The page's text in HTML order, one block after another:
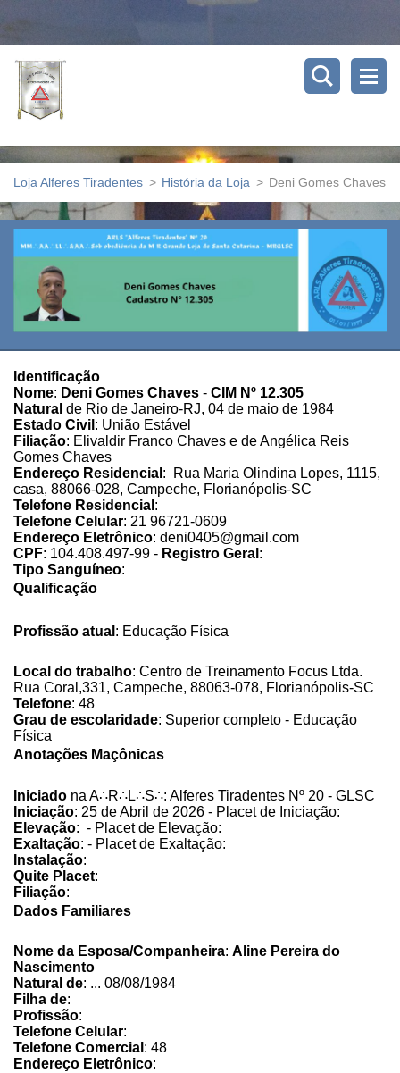
Loja Alferes Tiradentes > História da Loja > Deni Gomes Chaves
Identificação
Nome: Deni Gomes Chaves - CIM Nº 12.305
Natural de Rio de Janeiro-RJ, 04 de maio de 1984
Estado Civil : União Estável
Filiação: Elivaldir Franco Chaves e de Angélica Reis
Gomes Chaves
Endereço Residencial : Rua Maria Olindina Lopes, 1115,
casa, 88066-028, Campeche, Florianópolis-SC
Telefone Residencial :
Telefone Celular: 21 96721-0609
Endereço Eletrônico: deni0405@gmail.com
CPF: 104.408.497-99 - Registro Geral :
Tipo Sanguíneo:
Qualificação
Profissão atual : Educação Física
Local do trabalho: Centro de Treinamento Focus Ltda.
Rua Coral,331, Campeche, 88063-078, Florianópolis-SC
Telefone: 48
Grau de escolaridade: Superior completo - Educação
Física
Anotações Maçônicas
Iniciado na A∴R∴L∴S∴: Alferes Tiradentes Nº 20 - GLSC
Iniciação: 25 de Abril de 2026 - Placet de Iniciação:
Elevação: - Placet de Elevação:
Exaltação: - Placet de Exaltação:
Instalação:
Quite Placet:
Filiação:
Dados Familiares
Nome da Esposa/Companheira: Aline Pereira do
Nascimento
Natural de: ... 08/08/1984
Filha de:
Profissão:
Telefone Celular:
Telefone Comercial : 48
Endereço Eletrônico: